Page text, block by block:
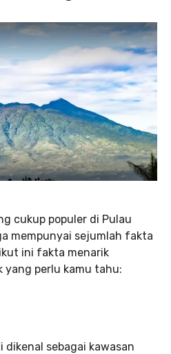
cukup populer di Pulau
mempunyai sejumlah fakta
ini fakta menarik
yang perlu kamu tahu:
dikenal sebagai kawasan